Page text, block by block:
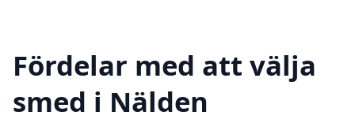
Fördelar med att välja
smed i Nälden